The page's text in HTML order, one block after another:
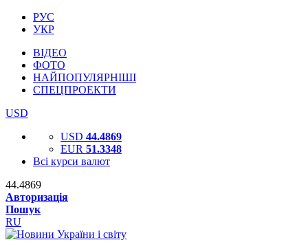
РУС
УКР
ВІДЕО
ФОТО
НАЙПОПУЛЯРНІШІ
СПЕЦПРОЕКТИ
USD
USD 44.4869
EUR 51.3348
Всі курси валют
44.4869
Авторизація
Пошук
RU